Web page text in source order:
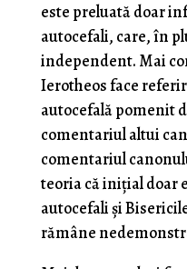
este preluată doar
autocefali, care, în
independent. Mai
Ierotheos face
autocefală pomenit
comentariul altui
comentariul
teoria că inițial doar
autocefali și
rămâne